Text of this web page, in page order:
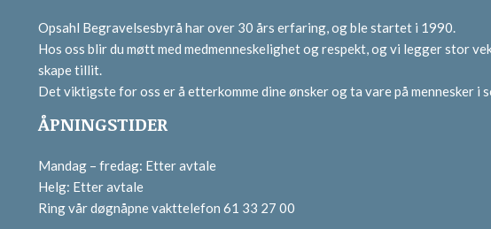
Opsahl Begravelsesbyrå har over 30 års erfaring, og ble startet i 1990.
Hos oss blir du møtt med medmenneskelighet og respekt, og vi legger stor
skape tillit.
Det viktigste for oss er å etterkomme dine ønsker og ta vare på mennesker i
ÅPNINGSTIDER
Mandag – fredag: Etter avtale
Helg: Etter avtale
Ring vår døgnåpne vakttelefon 61 33 27 00